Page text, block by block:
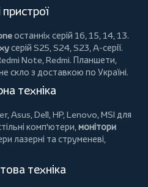
останніх серій 16, 15, 14, 13.
серій S25, S24, S23, A-серії.
Note, Redmi. Планшети,
скло з доставкою по Україні.
техніка
,Asus,Dell,HP,Lenovo,MSI для
комп'ютери,монітори
лазерні та струменеві,
техніка